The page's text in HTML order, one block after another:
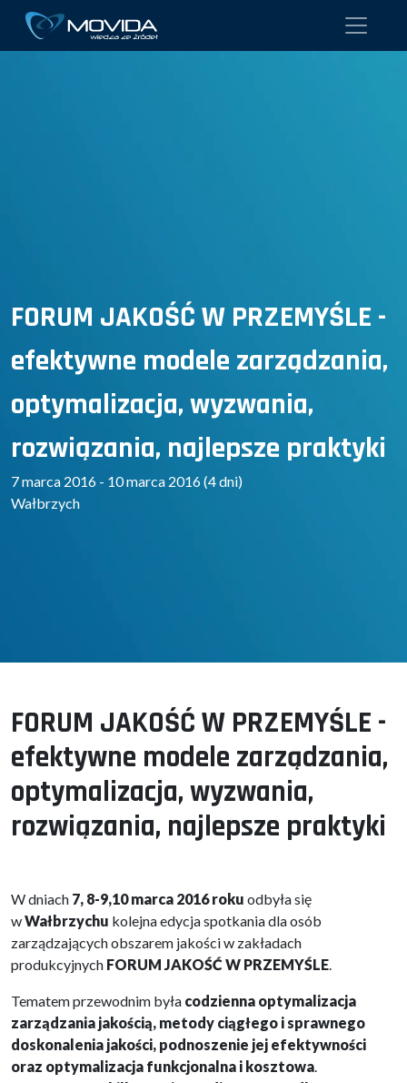
FORUM JAKOŚĆ W PRZEMYŚLE -
efektywne modele zarządzania,
optymalizacja, wyzwania,
rozwiązania, najlepsze praktyki
7 marca 2016 - 10 marca 2016 (4 dni)
Wałbrzych
FORUM JAKOŚĆ W PRZEMYŚLE -
efektywne modele zarządzania,
optymalizacja, wyzwania,
rozwiązania, najlepsze praktyki
W dniach 7, 8-9,10 marca 2016 roku odbyła się
wWałbrzychu kolejna edycja spotkania dla osób
zarządzających obszarem jakości w zakładach
produkcyjnych FORUM JAKOŚĆ W PRZEMYŚLE.
Tematem przewodnim była codzienna optymalizacja
zarządzania jakością, metody ciągłego i sprawnego
doskonalenia jakości, podnoszenie jej efektywności
oraz optymalizacja funkcjonalna i kosztowa.